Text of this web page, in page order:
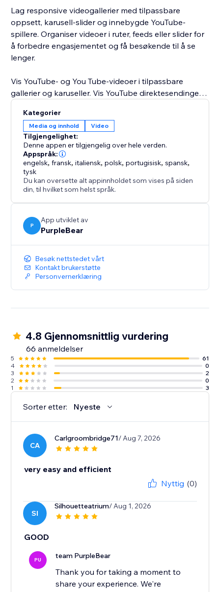
Lag responsive videogallerier med tilpassbare
oppsett, karusell-slider og innebygde YouTube-
spillere. Organiser videoer i ruter, feeds eller slider for
å forbedre engasjementet og få besøkende til å se
lenger.
Vis YouTube- og You Tube-videoer i tilpassbare
gallerier og karuseller. Vis YouTube direktesendinger,
YouTube Kids-innhold.
Perfekt for bedrifter, skapere, bloggere, nettbutikker,
lærere, byråer, strømmere, og markedsføringssider
som ønsker å vise YouTube-videoer profesjonelt.
Appen er mobilresponsiv, enkel å sette opp, og
krever ingen koding. Bygg inn YouTube-videoer, lag
nettsiden din med en tilpassbar YouTube-spiller.
Kategorier
Media og innhold Video
Tilgjengelighet:
Denne appen er tilgjengelig over hele verden.
Appspråk:
engelsk,fransk,italiensk,polsk,portugisisk,spansk,
tysk
Du kan oversette alt appinnholdet som vises på siden
din, til hvilket som helst språk.
P
App utviklet av
PurpleBear
Besøk nettstedet vårt
Kontakt brukerstøtte
Personvernerklæring
4.8 Gjennomsnittlig vurdering
66 anmeldelser
5
61
4
0
3
2
2
0
1
3
Sorter etter: Nyeste
CA
Carlgroombridge71/ Aug 7, 2026
very easy and efficient
Nyttig (0)
SI
Silhouetteatrium/ Aug 1, 2026
GOOD
PU team PurpleBear
Thank you for taking a moment to
share your experience. We're